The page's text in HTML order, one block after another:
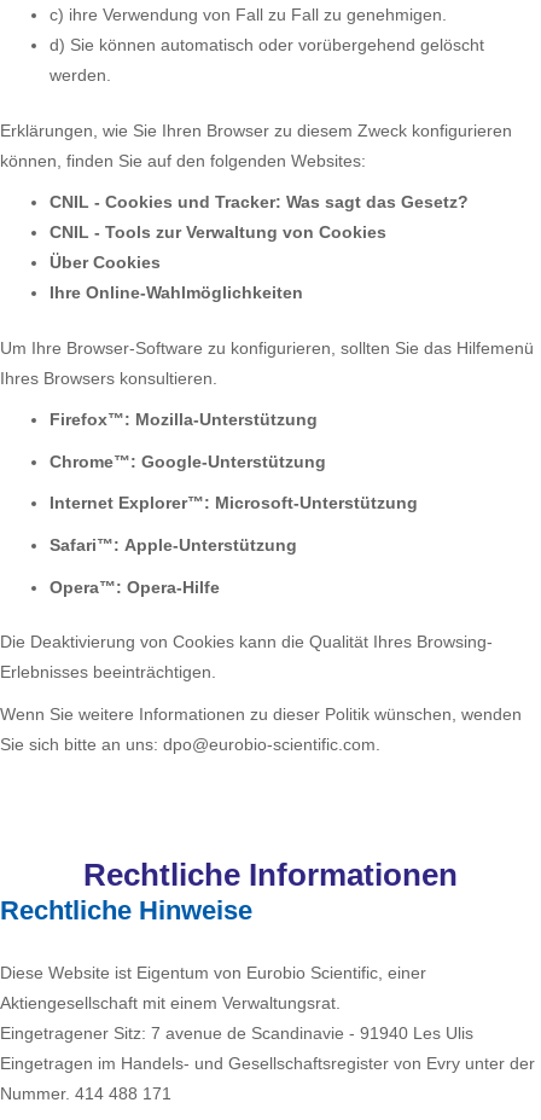
c) ihre Verwendung von Fall zu Fall zu genehmigen.
d) Sie können automatisch oder vorübergehend gelöscht
werden.
Erklärungen, wie Sie Ihren Browser zu diesem Zweck konfigurieren
können, finden Sie auf den folgenden Websites:
CNIL - Cookies und Tracker: Was sagt das Gesetz?
CNIL - Tools zur Verwaltung von Cookies
Über Cookies
Ihre Online-Wahlmöglichkeiten
Um Ihre Browser-Software zu konfigurieren, sollten Sie das Hilfemenü
Ihres Browsers konsultieren.
Firefox™: Mozilla-Unterstützung
Chrome™:Google-Unterstützung
Internet Explorer™: Microsoft-Unterstützung
Safari™:Apple-Unterstützung
Opera™:Opera-Hilfe
Die Deaktivierung von Cookies kann die Qualität Ihres Browsing-
Erlebnisses beeinträchtigen.
Wenn Sie weitere Informationen zu dieser Politik wünschen, wenden
Sie sich bitte an uns: dpo@eurobio-scientific.com
Rechtliche Informationen
Rechtliche Hinweise
Diese Website ist Eigentum von Eurobio Scientific, einer
Aktiengesellschaft mit einem Verwaltungsrat.
Eingetragener Sitz: 7 avenue de Scandinavie - 91940 Les Ulis
Eingetragen im Handels- und Gesellschaftsregister von Evry unter der
Nummer. 414 488 171